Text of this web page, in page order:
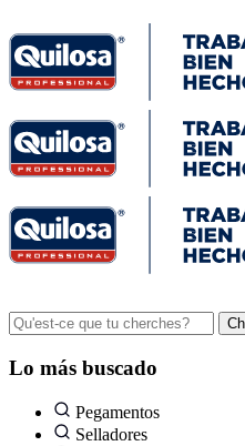
Lo más buscado
Pegamentos
Selladores